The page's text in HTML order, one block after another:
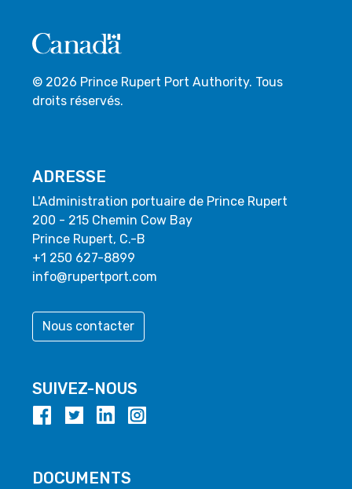
© 2026 Prince Rupert Port Authority. Tous
droits réservés.
ADRESSE
L'Administration portuaire de Prince Rupert
200 - 215 Chemin Cow Bay
Prince Rupert, C.-B
+1 250 627-8899
info@rupertport.com
Nous contacter
SUIVEZ-NOUS
DOCUMENTS